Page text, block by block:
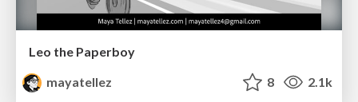
Leo the Paperboy
mayatellez
8 2.1k